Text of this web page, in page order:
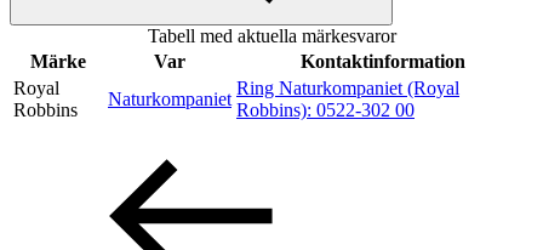
Inspiration
Tabell med aktuella märkesvaror
Märke
Var
Kontaktinformation
Royal
Robbins
Naturkompaniet
Ring Naturkompaniet (Royal
Robbins): 0522-302 00